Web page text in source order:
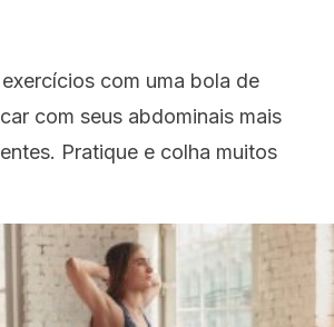
com uma bola de
com seus abdominais mais
Pratique e colha muitos